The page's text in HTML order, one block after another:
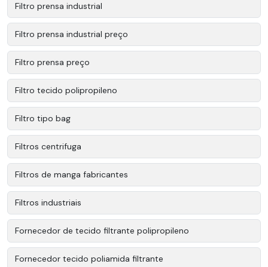
Filtro prensa industrial
Filtro prensa industrial preço
Filtro prensa preço
Filtro tecido polipropileno
Filtro tipo bag
Filtros centrifuga
Filtros de manga fabricantes
Filtros industriais
Fornecedor de tecido filtrante polipropileno
Fornecedor tecido poliamida filtrante